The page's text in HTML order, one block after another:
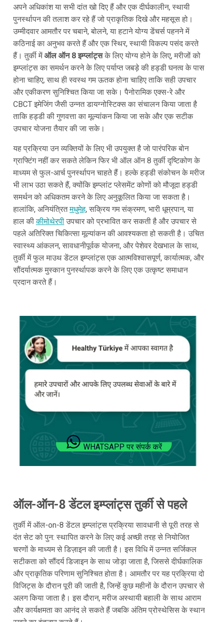
अपने अधिकांश या सभी दांत खो दिए हैं और एक दीर्घकालीन, स्थायी
पुनर्स्थापन की तलाश कर रहे हैं जो प्राकृतिक दिखे और महसूस हो।
उम्मीदवार आमतौर पर चबाने, बोलने, या हटाने योग्य डेंचर्स पहनने में
कठिनाई का अनुभव करते हैं और एक स्थिर, स्थायी विकल्प पसंद करते
हैं। तुर्की मेंऑल ऑन 8 इम्प्लांट्सके लिए योग्य होने के लिए, मरीजों को
इम्प्लांट्स का समर्थन करने के लिए पर्याप्त जबड़े की हड्डी घनत्व के पास
होना चाहिए, साथ ही स्वस्थ गम ऊतक होना चाहिए ताकि सही उपचार
और एकीकरण सुनिश्चित किया जा सके। पैनोरामिक एक्स-रे और
CBCT इमेजिंग जैसी उन्नत डायग्नोस्टिक्स का संचालन किया जाता है
ताकि हड्डी की गुणवत्ता का मूल्यांकन किया जा सके और एक सटीक
उपचार योजना तैयार की जा सके।
यह प्रक्रिया उन व्यक्तियों के लिए भी उपयुक्त है जो पारंपरिक बोन
ग्राफ्टिंग नहीं कर सकते लेकिन फिर भी ऑल ऑन 8 तुर्की दृष्टिकोण के
माध्यम से फुल-आर्च पुनर्स्थापन चाहते हैं। हल्के हड्डी संकोचन के मरीज
भी लाभ उठा सकते हैं, क्योंकि इम्प्लांट प्लेसमेंट कोणों को मौजूदा हड्डी
समर्थन को अधिकतम करने के लिए अनुकूलित किया जा सकता है।
हालांकि, अनियंत्रितमधुमेह, सक्रिय गम संक्रमण, भारी धूम्रपान, या
हाल कीकीमोथेरपीउपचार को प्रभावित कर सकती है और उपचार से
पहले अतिरिक्त चिकित्सा मूल्यांकन की आवश्यकता हो सकती है। उचित
स्वास्थ्य आंकलन, सावधानीपूर्वक योजना, और पेशेवर देखभाल के साथ,
तुर्की में फुल माउथ डेंटल इम्प्लांट्स एक आत्मविश्वासपूर्ण, कार्यात्मक, और
सौंदर्यात्मक मुस्कान पुनर्स्थापक करने के लिए एक उत्कृष्ट समाधान
प्रदान करते हैं।
WHATSAPP पर संपर्क करें
ऑल-ऑन-8 डेंटल इम्प्लांट्स तुर्की से पहले
तुर्की में ऑल-on-8 डेंटल इम्प्लांट्स प्रक्रिया सावधानी से पूरी तरह से
दंत सेट को पुन: स्थापित करने के लिए कई अच्छी तरह से नियोजित
चरणों के माध्यम से डिज़ाइन की जाती है। इस विधि में उन्नत सर्जिकल
सटीकता को सौंदर्य डिजाइन के साथ जोड़ा जाता है, जिससे दीर्घकालिक
और प्राकृतिक परिणाम सुनिश्चित होता है। आमतौर पर यह प्रक्रिया दो
विजिट्स के दौरान पूरी की जाती है, जिन्हें कुछ महीनों के दौरान उपचार से
अलग किया जाता है। इस दौरान, मरीज अस्थायी बहाली के साथ आराम
और कार्यक्षमता का आनंद ले सकते हैं जबकि अंतिम प्रोस्थेसिस के स्थान